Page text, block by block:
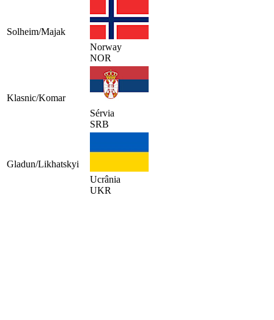
Solheim/Majak
Norway
NOR
Klasnic/Komar
Sérvia
SRB
Gladun/Likhatskyi
Ucrânia
UKR